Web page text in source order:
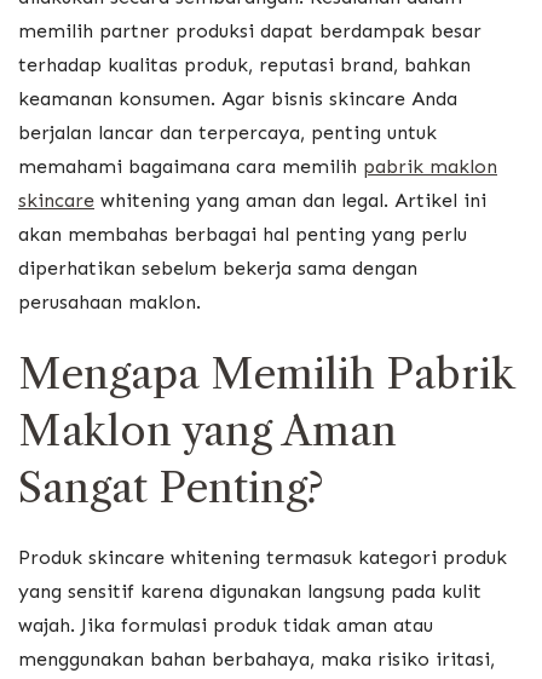
memilih partner produksi dapat berdampak besar
terhadap kualitas produk, reputasi brand, bahkan
keamanan konsumen. Agar bisnis skincare Anda
berjalan lancar dan terpercaya, penting untuk
memahami bagaimana cara memilih pabrik maklon
skincare whitening yang aman dan legal. Artikel ini
akan membahas berbagai hal penting yang perlu
diperhatikan sebelum bekerja sama dengan
perusahaan maklon.
Mengapa Memilih Pabrik
Maklon yang Aman
Sangat Penting?
Produk skincare whitening termasuk kategori produk
yang sensitif karena digunakan langsung pada kulit
wajah. Jika formulasi produk tidak aman atau
menggunakan bahan berbahaya, maka risiko iritasi,